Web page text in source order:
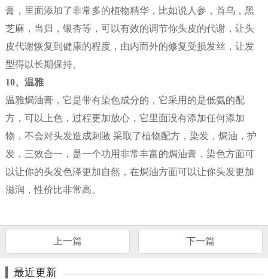
膏，里面添加了非常多的植物精华，比如说人参，首乌，黑
芝麻，当归，银杏等，可以有效的调节你头皮的代谢，让头
皮代谢恢复到健康的程度，由内而外的修复受损发丝，让发
型得以长期保持。
10、温雅
温雅焗油膏，它是带有染色成分的，它采用的是低氨的配
方，可以上色，过程更加放心，它里面没有添加任何添加
物，不会对头发造成刺激 采取了植物配方，染发，焗油，护
发，三效合一，是一个功用非常丰富的焗油膏，染色方面可
以让你的头发色泽更加自然，在焗油方面可以让你头发更加
滋润，性价比非常高。
上一篇 下一篇
最近更新